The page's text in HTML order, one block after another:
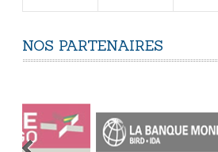
NOS PARTENAIRES